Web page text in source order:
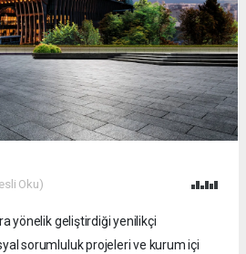
Oku)
yönelik geliştirdiği yenilikçi
sorumluluk projeleri ve kurum içi